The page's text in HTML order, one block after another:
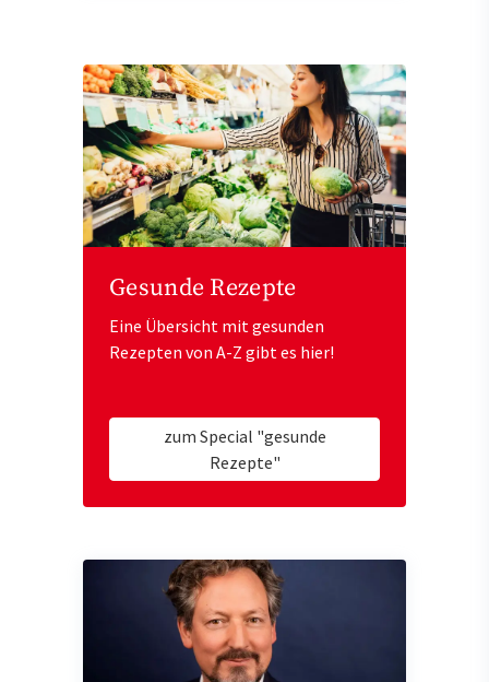
Gesunde Rezepte
Eine Übersicht mit gesunden
Rezepten von A-Z gibt es hier!
zum Special "gesunde
Rezepte"